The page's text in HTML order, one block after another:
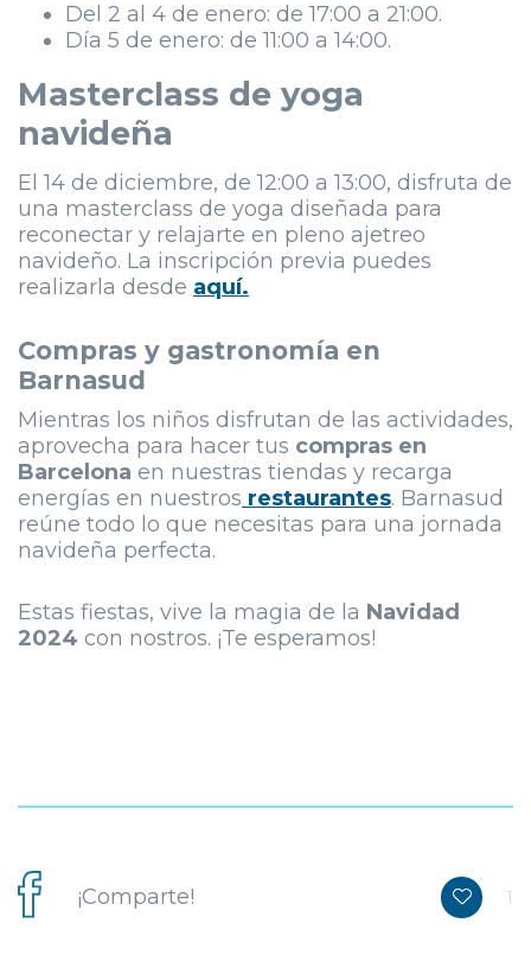
Del 2 al 4 de enero: de 17:00 a 21:00.
Día 5 de enero: de 11:00 a 14:00.
Masterclass de yoga
navideña
El 14 de diciembre, de 12:00 a 13:00, disfruta de
una masterclass de yoga diseñada para
reconectar y relajarte en pleno ajetreo
navideño. La inscripción previa puedes
realizarla desde aquí.
Compras y gastronomía en
Barnasud
Mientras los niños disfrutan de las actividades,
aprovecha para hacer tus compras en
Barcelona en nuestras tiendas y recarga
energías en nuestros restaurantes. Barnasud
reúne todo lo que necesitas para una jornada
navideña perfecta.
Estas fiestas, vive la magia de la Navidad
2024 con nostros. ¡Te esperamos!
¡Comparte! 1